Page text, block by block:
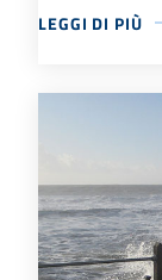
LEGGI DI PIÙ